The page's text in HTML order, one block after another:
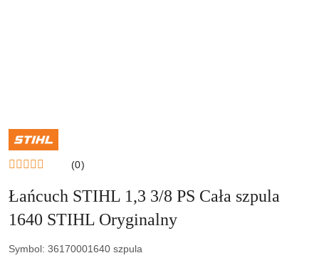
NAZWA
PRODUCENTA:
STIHL
(0)
Łańcuch STIHL 1,3 3/8 PS Cała szpula
1640 STIHL Oryginalny
Symbol: 36170001640 szpula